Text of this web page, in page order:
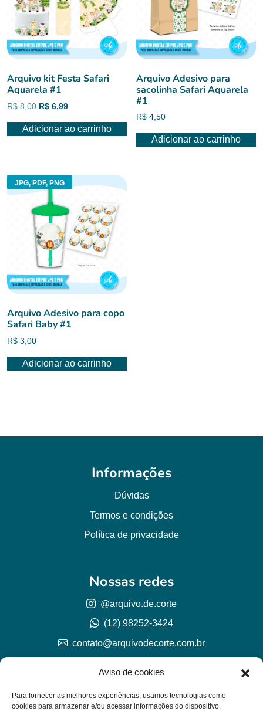
Aviso de cookies
Para fornecer as melhores experiências, usamos tecnologias como
cookies para armazenar e/ou acessar informações do dispositivo.
Arquivo kit Festa Safari
Aquarela #1
R$8,00 O
original
R$ 6,99O
atual
Adicionar ao carrinho
Arquivo Adesivo para
sacolinha Safari Aquarela
#1
R$ 4,50
Adicionar ao carrinho
JPG, PDF, PNG
Arquivo Adesivo para copo
Safari Baby #1
R$ 3,00
Adicionar ao carrinho
Informações
Dúvidas
Termos e condições
Política de privacidade
Nossas redes
@arquivo.de.corte
(12) 98252-3424
contato@arquivodecorte.com.br